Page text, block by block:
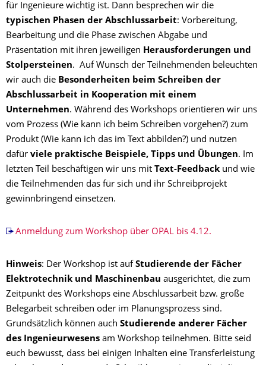
für Ingenieure wichtig ist. Dann besprechen wir die
typischen Phasen der Abschlussarbeit: Vorbereitung,
Bearbeitung und die Phase zwischen Abgabe und
Präsentation mit ihren jeweiligen Herausforderungen und
Stolpersteinen. Auf Wunsch der Teilnehmenden beleuchten
wir auch die Besonderheiten beim Schreiben der
Abschlussarbeit in Kooperation mit einem
Unternehmen. Während des Workshops orientieren wir uns
vom Prozess (Wie kann ich beim Schreiben vorgehen?) zum
Produkt (Wie kann ich das im Text abbilden?) und nutzen
dafür viele praktische Beispiele, Tipps und Übungen. Im
letzten Teil beschäftigen wir uns mit Text-Feedback und wie
die Teilnehmenden das für sich und ihr Schreibprojekt
gewinnbringend einsetzen.
Anmeldung zum Workshop über OPAL bis 4.12.
Hinweis: Der Workshop ist auf Studierende der Fächer
Elektrotechnik und Maschinenbau ausgerichtet, die zum
Zeitpunkt des Workshops eine Abschlussarbeit bzw. große
Belegarbeit schreiben oder im Planungsprozess sind.
Grundsätzlich können auch Studierende anderer Fächer
des Ingenieurwesens am Workshop teilnehmen. Bitte seid
euch bewusst, dass bei einigen Inhalten eine Transferleistung